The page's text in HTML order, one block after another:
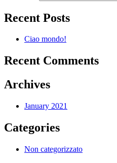
Recent Posts
Ciao mondo!
Recent Comments
Archives
January 2021
Categories
Non categorizzato